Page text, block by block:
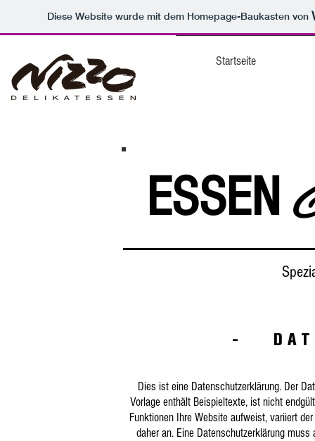
Diese Website wurde mit dem Homepage-Baukasten von
Startseite
ESSEN
-
Dies ist eine Datenschutzerklärung. Der
Vorlage enthält Beispieltexte, ist nicht
Funktionen Ihre Website aufweist, variiert
daher an. Eine Datenschutzerklärung